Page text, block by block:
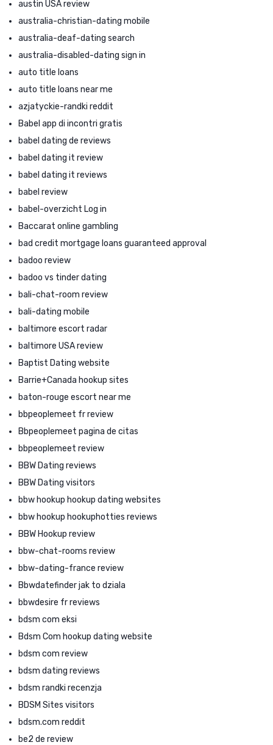
austin USA review
australia-christian-dating mobile
australia-deaf-dating search
australia-disabled-dating sign in
auto title loans
auto title loans near me
azjatyckie-randki reddit
Babel app di incontri gratis
babel dating de reviews
babel dating it review
babel dating it reviews
babel review
babel-overzicht Log in
Baccarat online gambling
bad credit mortgage loans guaranteed approval
badoo review
badoo vs tinder dating
bali-chat-room review
bali-dating mobile
baltimore escort radar
baltimore USA review
Baptist Dating website
Barrie+Canada hookup sites
baton-rouge escort near me
bbpeoplemeet fr review
Bbpeoplemeet pagina de citas
bbpeoplemeet review
BBW Dating reviews
BBW Dating visitors
bbw hookup hookup dating websites
bbw hookup hookuphotties reviews
BBW Hookup review
bbw-chat-rooms review
bbw-dating-france review
Bbwdatefinder jak to dziala
bbwdesire fr reviews
bdsm com eksi
Bdsm Com hookup dating website
bdsm com review
bdsm dating reviews
bdsm randki recenzja
BDSM Sites visitors
bdsm.com reddit
be2 de review